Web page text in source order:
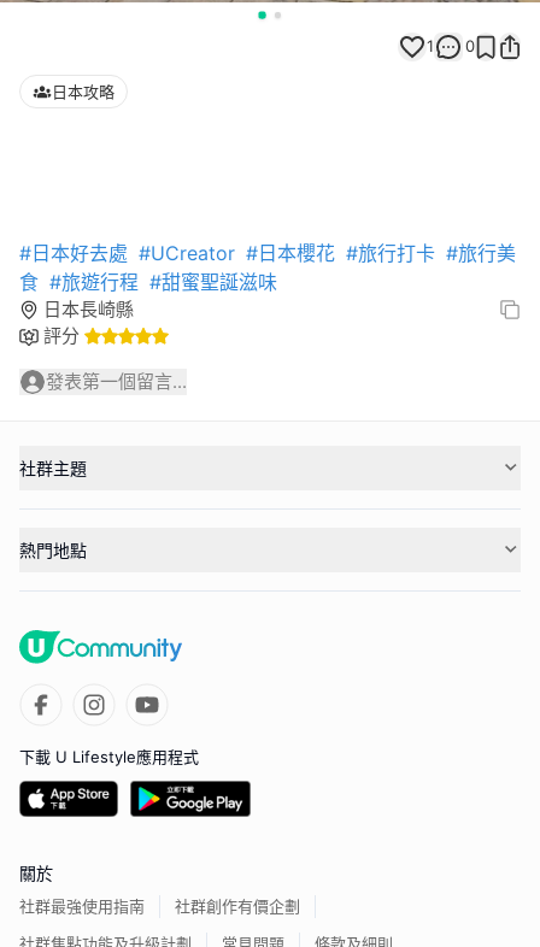
1 0
日本攻略
#日本好去處 #UCreator #日本櫻花 #旅行打卡 #旅行美
食 #旅遊行程 #甜蜜聖誕滋味
日本長崎縣
評分
發表第一個留言...
社群主題
熱門地點
下載 U Lifestyle應用程式
關於
社群最強使用指南
社群創作有價企劃
社群焦點功能及升級計劃
常見問題 條款及細則